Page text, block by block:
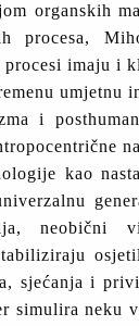
organskih
procesa,
imaju i
umjetnu
i
kao
neobični
sjećanja i
simulira neku